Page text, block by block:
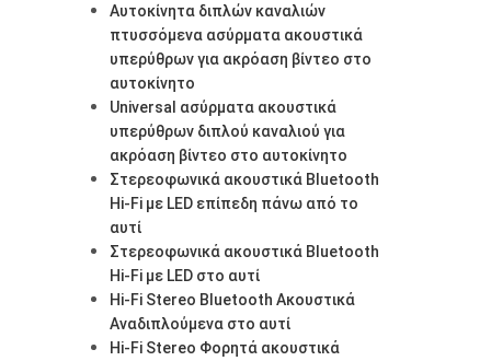
Αυτοκίνητα διπλών καναλιών
πτυσσόμενα ασύρματα ακουστικά
υπερύθρων για ακρόαση βίντεο στο
αυτοκίνητο
Universal ασύρματα ακουστικά
υπερύθρων διπλού καναλιού για
ακρόαση βίντεο στο αυτοκίνητο
Στερεοφωνικά ακουστικά Bluetooth
Hi-Fi με LED επίπεδη πάνω από το
αυτί
Στερεοφωνικά ακουστικά Bluetooth
Hi-Fi με LED στο αυτί
Hi-Fi Stereo Bluetooth Ακουστικά
Αναδιπλούμενα στο αυτί
Hi-Fi Stereo Φορητά ακουστικά